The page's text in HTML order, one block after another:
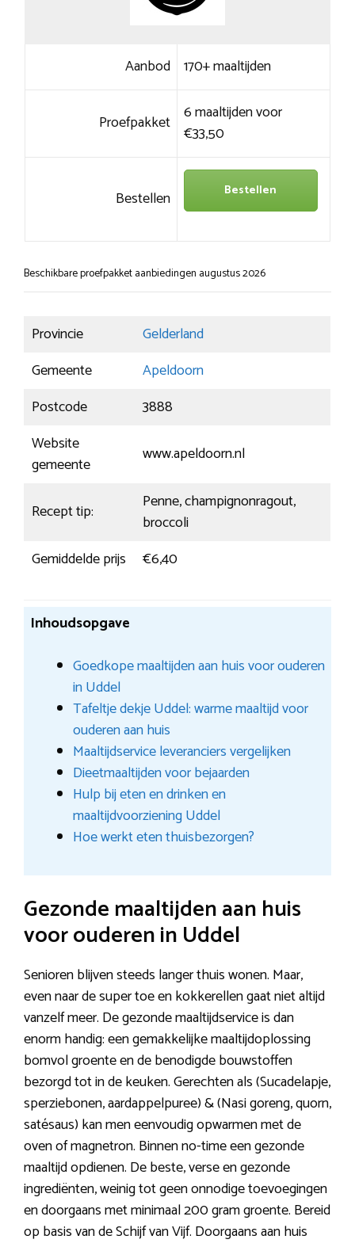
Aanbod 170+ maaltijden
Proefpakket 6 maaltijden voor
€33,50
Bestellen Bestellen
Beschikbare proefpakket aanbiedingen augustus 2026
Provincie
Gelderland
Gemeente
Apeldoorn
Postcode
3888
Website
gemeente
www.apeldoorn.nl
Recept tip:
Penne, champignonragout,
broccoli
Gemiddelde prijs
€6,40
Inhoudsopgave
Goedkope maaltijden aan huis voor ouderen
in Uddel
Tafeltje dekje Uddel: warme maaltijd voor
ouderen aan huis
Maaltijdservice leveranciers vergelijken
Dieetmaaltijden voor bejaarden
Hulp bij eten en drinken en
maaltijdvoorziening Uddel
Hoe werkt eten thuisbezorgen?
Gezonde maaltijden aan huis
voor ouderen in Uddel
Senioren blijven steeds langer thuis wonen. Maar,
even naar de super toe en kokkerellen gaat niet altijd
vanzelf meer. De gezonde maaltijdservice is dan
enorm handig: een gemakkelijke maaltijdoplossing
bomvol groente en de benodigde bouwstoffen
bezorgd tot in de keuken. Gerechten als (Sucadelapje,
sperziebonen, aardappelpuree) & (Nasi goreng, quorn,
satésaus) kan men eenvoudig opwarmen met de
oven of magnetron. Binnen no-time een gezonde
maaltijd opdienen. De beste, verse en gezonde
ingrediënten, weinig tot geen onnodige toevoegingen
en doorgaans met minimaal 200 gram groente. Bereid
op basis van de Schijf van Vijf. Doorgaans aan huis